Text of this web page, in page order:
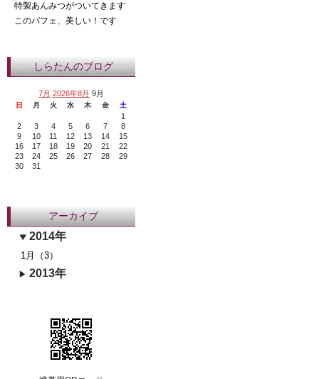
特製あんみつがついてきます
このパフェ、美しい！です
しらたんのブログ
7月 2026年8月 9月
日 月 火 水 木 金 土
1
2
3 4 5 6 7
8
9
10 11 12 13 14
15
16
17 18 19 20 21
22
23
24 25 26 27 28
29
30
31
アーカイブ
2014年
1月（3）
2013年